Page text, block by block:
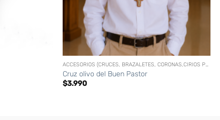
ACCESORIOS (CRUCES, BRAZALETES, CORONAS,CIRIOS PERSONALIZADOS, ETC)
Cruz olivo del Buen Pastor
$3.990